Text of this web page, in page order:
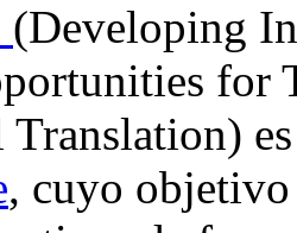
(Developing
for
Translation)
, cuyo objetivo